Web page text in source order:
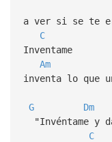
a ver si se te
C
Inventame
Am
inventa lo que
G Dm
"Invéntame y
C